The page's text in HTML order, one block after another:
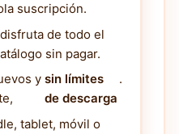
suscripción.
de todo el
sin pagar.
y sin límites
de descarga
.
tablet, móvil o